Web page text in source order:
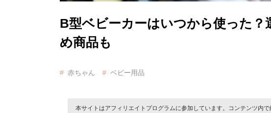
B型ベビーカーはいつから使った
め商品も
赤ちゃん
ベビー用品
本サイトはアフィリエイトプログラムに参加しています。コンテンツ内